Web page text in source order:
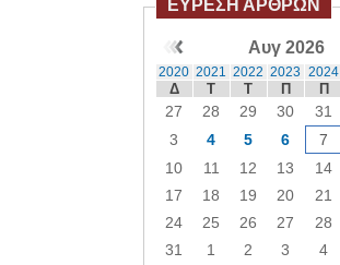
ΕΥΡΕΣΗ ΑΡΘΡΩΝ
Αυγ 2026
2020 2021 2022 2023 2024
Δ Τ Τ Π Π
27 28 29 30 31
3
4 5 6 7
10
11 12 13 14
17
18 19 20 21
24
25 26 27 28
31
1 2 3 4